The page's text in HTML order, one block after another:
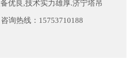
优良,技术实力雄厚.济宁塔吊
咨询热线： 15753710188